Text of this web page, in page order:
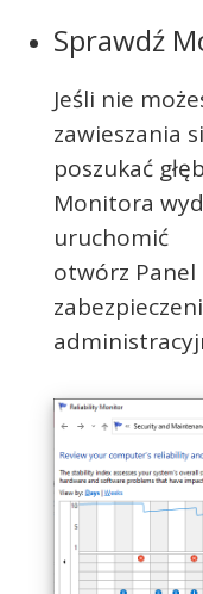
Sprawdź
Jeśli nie
zawieszania
poszukać
Monitora
uruchomić
otwórz Panel